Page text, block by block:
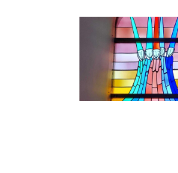
Afficher en grand